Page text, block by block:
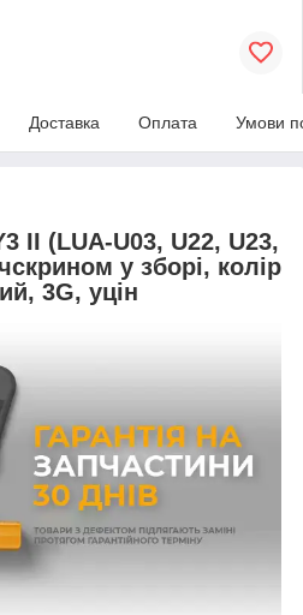
Доставка Оплата Умови
II (LUA-U03, U22, U23,
у зборі, колір
3G, уцін